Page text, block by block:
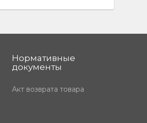
Нормативные
документы
Акт возврата товара